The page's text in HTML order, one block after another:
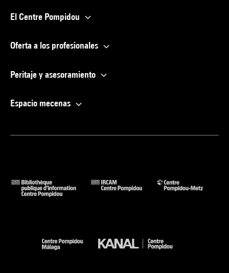
El Centre Pompidou
Oferta a los profesionales
Peritaje y asesoramiento
Espacio mecenas